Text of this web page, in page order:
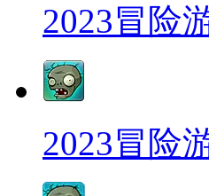
2023冒险
2023冒险